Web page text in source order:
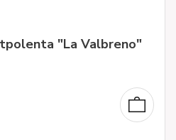
"La Valbreno"